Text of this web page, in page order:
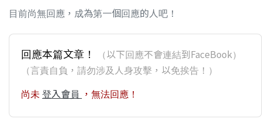
目前尚無回應，成為第一個回應的人吧！
回應本篇文章！
（以下回應不會連結到FaceBook）
（言責自負，請勿涉及人身攻擊，以免挨告！）
尚未 登入會員 ，無法回應！